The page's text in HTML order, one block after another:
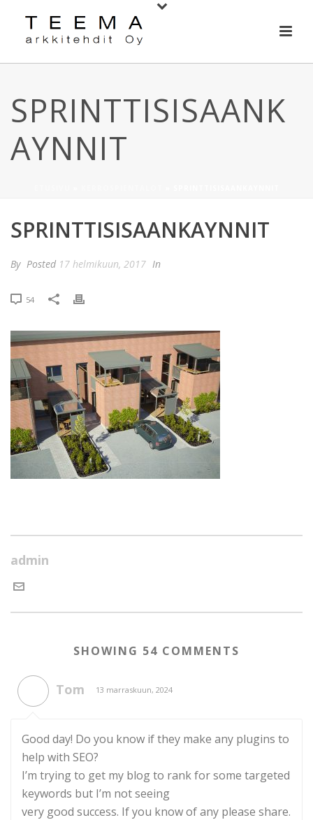
SPRINTTISISAANK
AYNNIT
SPRINTTISISAANKAYNNIT
By Posted 17 helmikuun, 2017 In
54
admin
SHOWING 54 COMMENTS
Tom 13 marraskuun, 2024
Good day! Do you know if they make any plugins to
help with SEO?
I’m trying to get my blog to rank for some targeted
keywords but I’m not seeing
very good success. If you know of any please share.